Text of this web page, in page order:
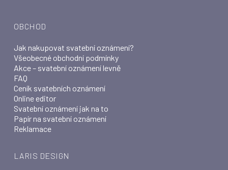
OBCHOD
Jak nakupovat svatební oznámení?
Všeobecné obchodní podmínky
Akce – svatební oznámení levně
FAQ
Ceník svatebních oznámení
Online editor
Svatební oznámení jak na to
Papír na svatební oznámení
Reklamace
LARIS DESIGN